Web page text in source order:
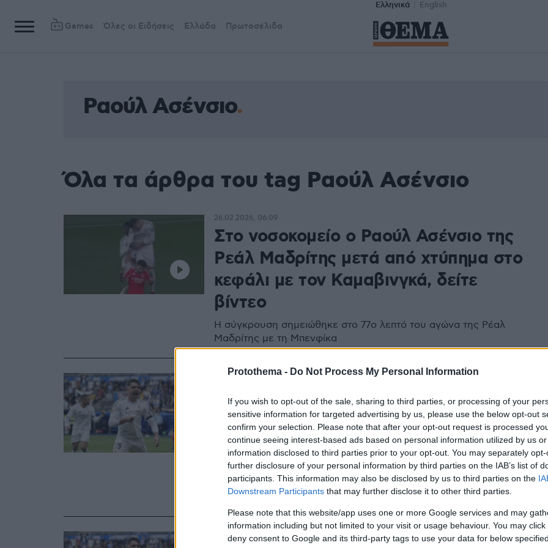
Protothema - Do Not Process My Personal Information
If you wish to opt-out of the sale, sharing to third parties, or processing of your
sensitive information for targeted advertising by us, please use the below opt-out
confirm your selection. Please note that after your opt-out request is processed
continue seeing interest-based ads based on personal information utilized by us
information disclosed to third parties prior to your opt-out. You may separately
further disclosure of your personal information by third parties on the IAB’s list of
participants. This information may also be disclosed by us to third parties on the
Downstream Participants that may further disclose it to other third parties.
Please note that this website/app uses one or more Google services and may
information including but not limited to your visit or usage behaviour. You may
deny consent to Google and its third-party tags to use your data for below
Ελληνικά English
Games Όλες οι Ειδήσεις Ελλάδα Πρωτοσέλιδα
Ραούλ Ασένσιο
Όλα τα άρθρα του tag Ραούλ Ασένσιο
Στο νοσοκομείο ο Ραούλ Ασένσιο της
Ρεάλ Μαδρίτης μετά από χτύπημα στο
κεφάλι με τον Καμαβινγκά, δείτε
βίντεο
Η σύγκρουση σημειώθηκε στο 77ο λεπτό του αγώνα της Ρέαλ
Μαδρίτης με τη Μπενφίκα
26.02.2026, 06:09
Ρεάλ Μαδρίτης: Οριστική παραπομπή
σε δίκη του Ραούλ Ασένσιο για
διακίνηση βίντεο σεξουαλικού
περιεχομένου
Ο αμυντικός των μερένγκες είναι κατηγορούμενος μαζί με τρεις
πρώην συμπαίκτες του στην ομάδα Νέων της Ρεάλ Μαδρίτης
18.09.2025, 16:53
02.08.2025, 18:00